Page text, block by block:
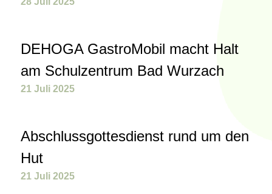
DEHOGA GastroMobil macht Halt
am Schulzentrum Bad Wurzach
21 Juli 2025
Abschlussgottesdienst rund um den
Hut
21 Juli 2025